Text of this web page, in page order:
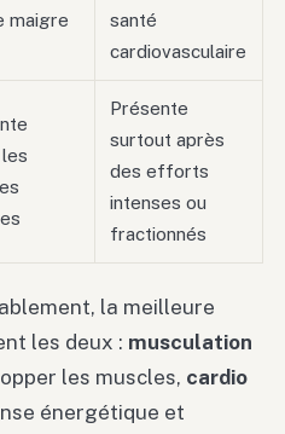
maigre
santé
cardiovasculaire
Présente
surtout après
des efforts
intenses ou
fractionnés
la meilleure
les deux : musculation
les muscles, cardio
énergétique et